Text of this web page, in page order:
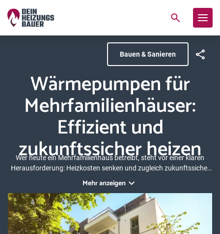
Bauen & Sanieren
Wärmepumpen für
Mehrfamilienhäuser:
Effizient und
zukunftssicher heizen
Wer heute ein Mehrfamilienhaus betreibt, steht vor einer klaren
Herausforderung: Heizkosten senken und zugleich zukunftssicher
Umweltenergie nutzen und Sie unabhängig von fossilen
Brennstoffen machen. Was in Einfamilienhäusern längst der
Standard ist, bietet für Mehrfamilienhäuser eine große Chance.
Erfahren Sie hier mehr über die Einsatzmöglichkeiten und Kosten
von Wärmepumpen in Mehrfamilienhäusern – sowohl in neuen wie
Mehr anzeigen